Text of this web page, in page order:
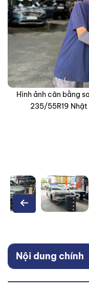
Nội dung chính